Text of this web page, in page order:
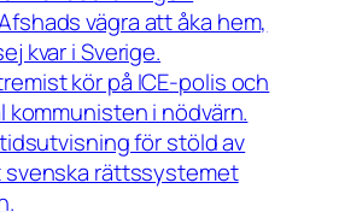
vägra att åka hem,
kvar i Sverige.
kör på ICE-polis och
kommunisten i nödvärn.
för stöld av
svenska rättssystemet